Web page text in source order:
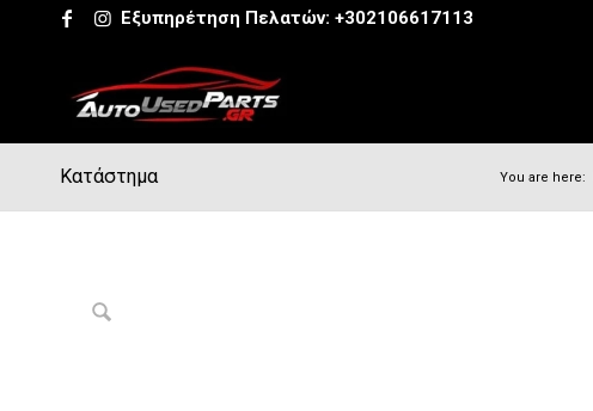
Εξυπηρέτηση Πελατών: +302106617113
Κατάστημα You are here: